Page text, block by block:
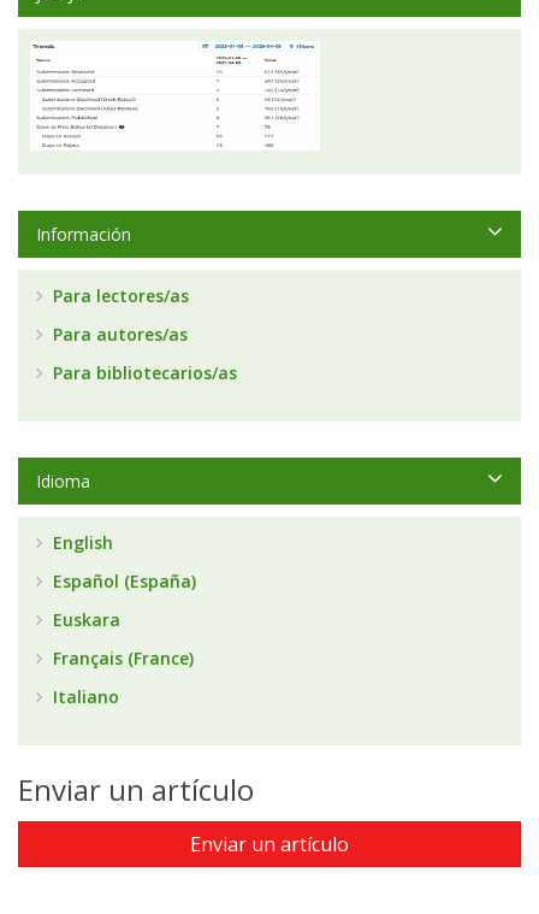
Información
Para lectores/as
Para autores/as
Para bibliotecarios/as
Idioma
English
Español (España)
Euskara
Français (France)
Italiano
Enviar un artículo
Enviar un artículo